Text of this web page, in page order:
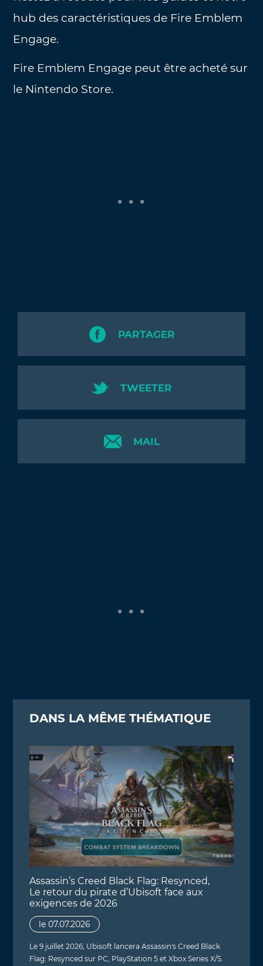
hub des caractéristiques de Fire Emblem
Engage.
Fire Emblem Engage peut être acheté sur
le Nintendo Store.
PARTAGER
TWEETER
MAIL
DANS LA MÊME THÉMATIQUE
Assassin’s Creed Black Flag: Resynced,
Le retour du pirate d’Ubisoft face aux
exigences de 2026
le 07.07.2026
Le 9 juillet 2026, Ubisoft lancera Assassin's Creed Black
Flag: Resynced sur PC, PlayStation 5 et Xbox Series X/S.